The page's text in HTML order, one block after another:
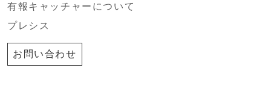
有報キャッチャーについて
プレシス
お問い合わせ